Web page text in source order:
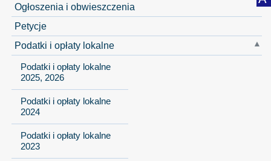
Ogłoszenia i obwieszczenia
Petycje
Podatki i opłaty lokalne
Podatki i opłaty lokalne
2025, 2026
Podatki i opłaty lokalne
2024
Podatki i opłaty lokalne
2023